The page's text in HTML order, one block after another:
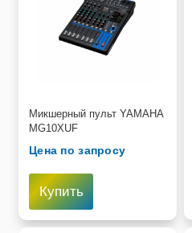
Микшерный пульт YAMAHA
MG10XUF
Цена по запросу
Купить